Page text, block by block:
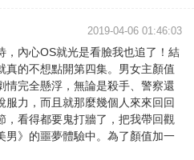
2019-04-06 01:46:03
，內心OS就光是看臉我也追了！結
真的不想點開第四集。男女主顏值
情完全懸浮，無論是殺手、警察還
服力，而且就那麼幾個人來來回回
，看得都要鬼打牆了，把我帶回觀
男》的噩夢體驗中。為了顏值加一